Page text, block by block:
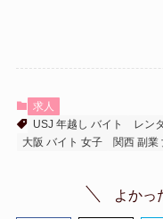
求人
USJ 年越し バイト
レン
大阪 バイト 女子
関西 副業
よかっ